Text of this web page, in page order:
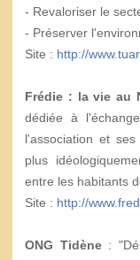
- Revaloriser le
- Préserver
Site : http://
Frédie : la vie au
dédiée à
l'association et
plus
entre les habitants
Site : http://
ONG Tidène: